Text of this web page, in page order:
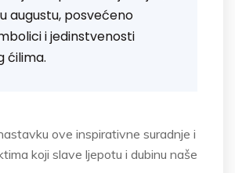
augustu, posvećeno
i jedinstvenosti
ćilima.
ove inspirativne suradnje i
koji slave ljepotu i dubinu naše